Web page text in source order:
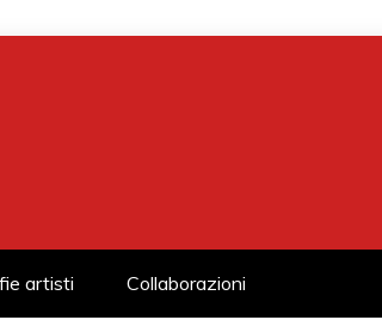
artisti Collaborazioni